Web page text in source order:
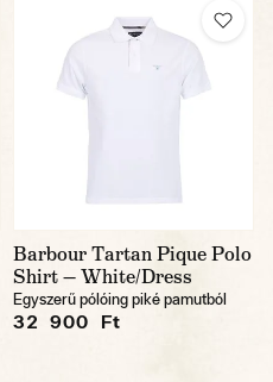
Barbour Tartan Pique Polo
Shirt — White/Dress
Egyszerű pólóing piké pamutból
32 900 Ft